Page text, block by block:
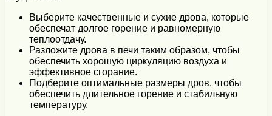
Выберите качественные и сухие дрова, которые
обеспечат долгое горение и равномерную
теплоотдачу.
Разложите дрова в печи таким образом, чтобы
обеспечить хорошую циркуляцию воздуха и
эффективное сгорание.
Подберите оптимальные размеры дров, чтобы
обеспечить длительное горение и стабильную
температуру.